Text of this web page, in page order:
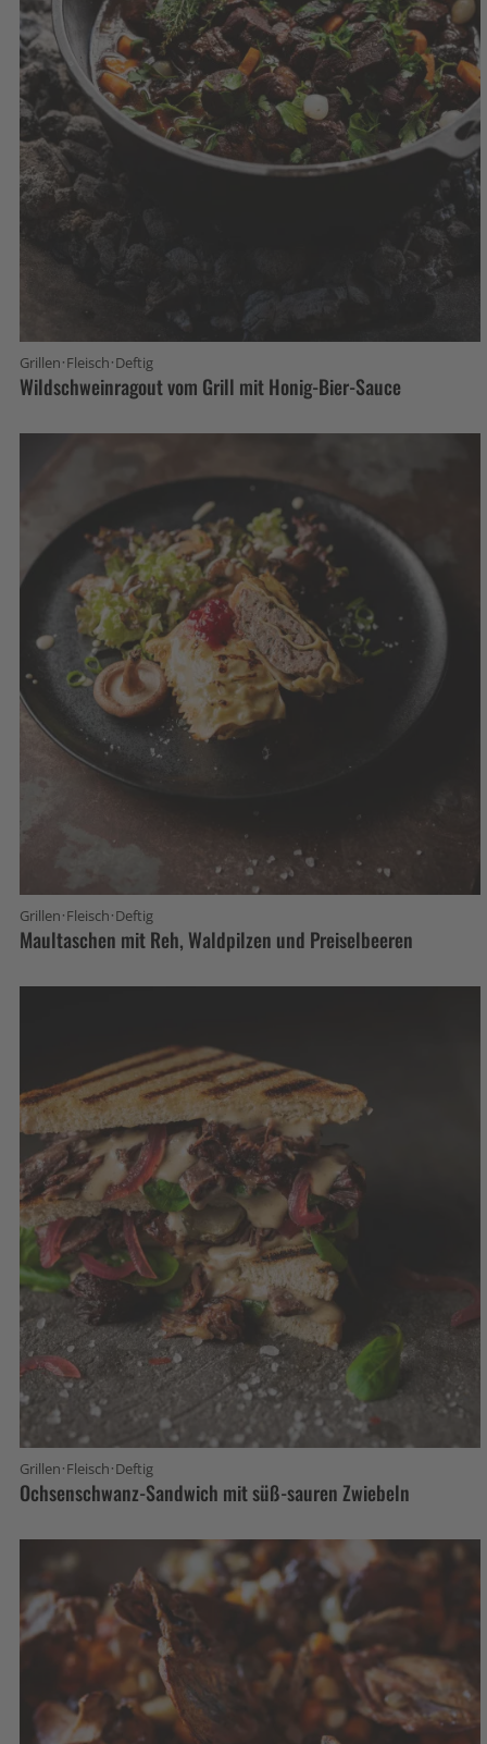
Grillen·Fleisch·Deftig
Wildschweinragout vom Grill mit Honig-Bier-Sauce
Grillen·Fleisch·Deftig
Maultaschen mit Reh, Waldpilzen und Preiselbeeren
Grillen·Fleisch·Deftig
Ochsenschwanz-Sandwich mit süß-sauren Zwiebeln